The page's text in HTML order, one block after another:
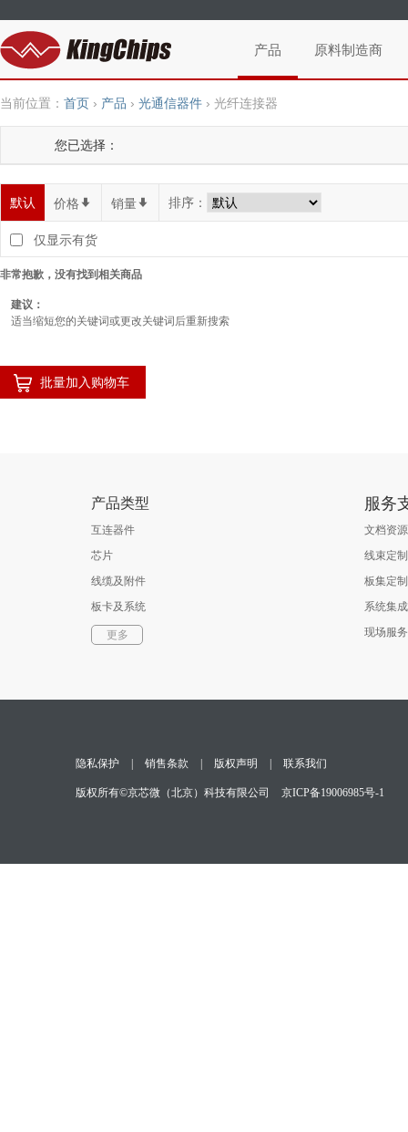
产品 原料制造商
当前位置： 首页 › 产品 › 光通信器件 › 光纤连接器
您已选择：
默认 价格 * 销量 * 排序：
仅显示有货
非常抱歉，没有找到相关商品
建议：
适当缩短您的关键词或更改关键词后重新搜索
批量加入购物车
产品类型
互连器件
芯片
线缆及附件
板卡及系统
软件更多
服务
文档资源
线束定制
板集定制
系统集成
现场服务
隐私保护 销售条款 版权声明 联系我们
版权所有©京芯微（北京）科技有限公司 京ICP备19006985号-1